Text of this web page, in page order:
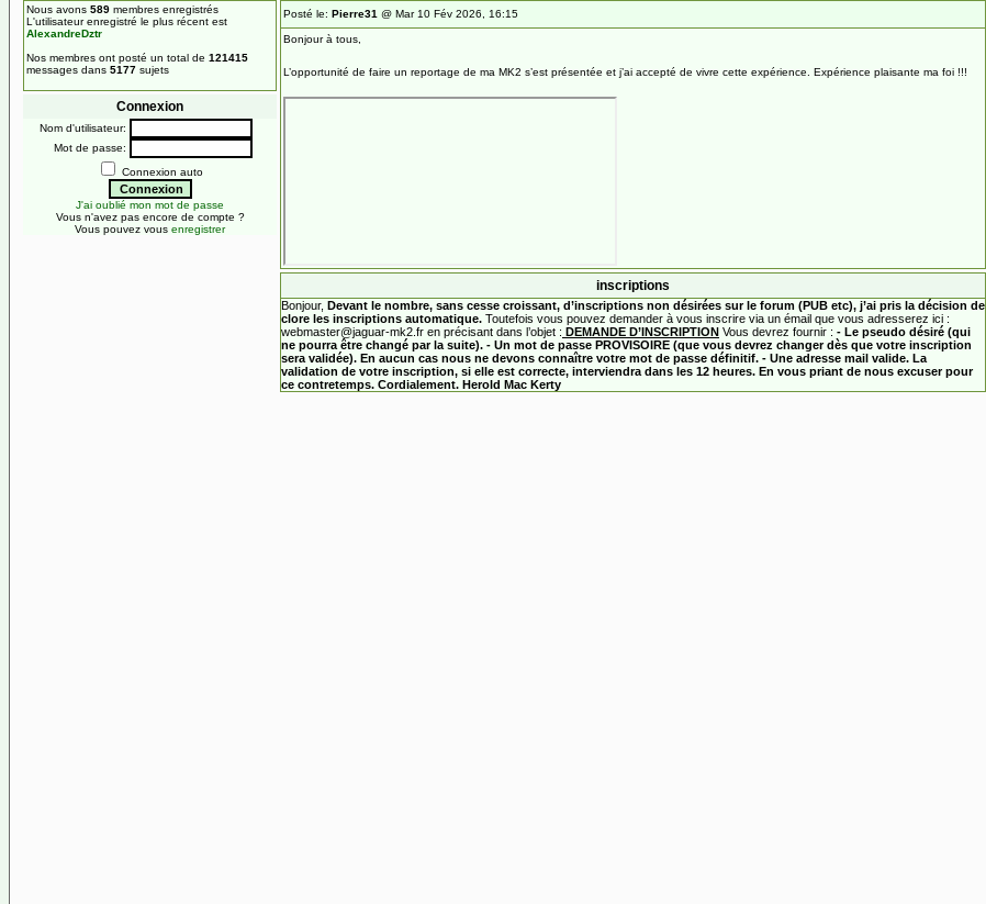
Nous avons 589 membres enregistrés
L'utilisateur enregistré le plus récent est
AlexandreDztr
Nos membres ont posté un total de 121415
messages dans 5177 sujets
Connexion
Nom d'utilisateur:
Mot de passe:
Connexion auto
J'ai oublié mon mot de passe
Vous n'avez pas encore de compte ?
Vous pouvez vous enregistrer
Posté le: Pierre31 @ Mar 10 Fév 2026, 16:15
Bonjour à tous,
L’opportunité de faire un reportage de ma MK2 s’est présentée et j’ai accepté de vivre cette expérience. Expérience plaisante ma foi !!!
inscriptions
Bonjour, Devant le nombre, sans cesse croissant, d’inscriptions non désirées sur le forum (PUB etc), j’ai pris la décision de
clore les inscriptions automatique. Toutefois vous pouvez demander à vous inscrire via un émail que vous adresserez ici :
webmaster@jaguar-mk2.fr en précisant dans l’objet : DEMANDE D’INSCRIPTION Vous devrez fournir : - Le pseudo désiré (qui
ne pourra être changé par la suite). - Un mot de passe PROVISOIRE (que vous devrez changer dès que votre inscription
sera validée). En aucun cas nous ne devons connaître votre mot de passe définitif. - Une adresse mail valide. La
validation de votre inscription, si elle est correcte, interviendra dans les 12 heures. En vous priant de nous excuser pour
ce contretemps. Cordialement. Herold Mac Kerty